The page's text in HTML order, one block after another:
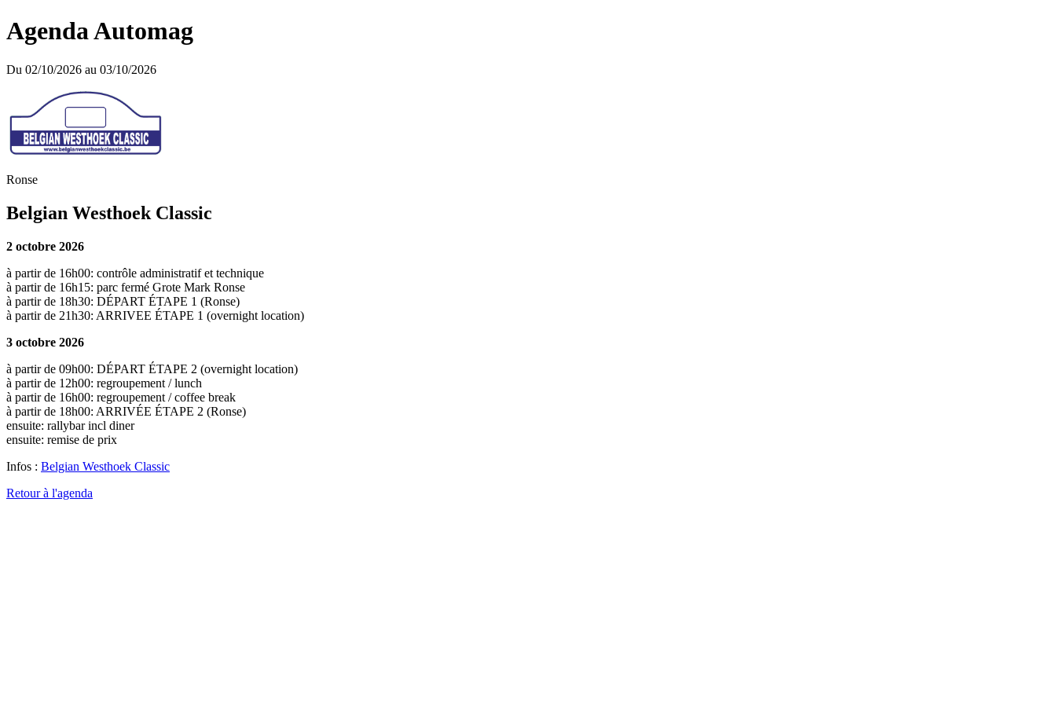
Agenda Automag
Du 02/10/2026 au 03/10/2026
Ronse
Belgian Westhoek Classic
2 octobre 2026
à partir de 16h00: contrôle administratif et technique
à partir de 16h15: parc fermé Grote Mark Ronse
à partir de 18h30: DÉPART ÉTAPE 1 (Ronse)
à partir de 21h30: ARRIVEE ÉTAPE 1 (overnight location)
3 octobre 2026
à partir de 09h00: DÉPART ÉTAPE 2 (overnight location)
à partir de 12h00: regroupement / lunch
à partir de 16h00: regroupement / coffee break
à partir de 18h00: ARRIVÉE ÉTAPE 2 (Ronse)
ensuite: rallybar incl diner
ensuite: remise de prix
Infos : Belgian Westhoek Classic
Retour à l'agenda